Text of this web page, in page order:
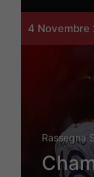
4 Novembre
Rassegna